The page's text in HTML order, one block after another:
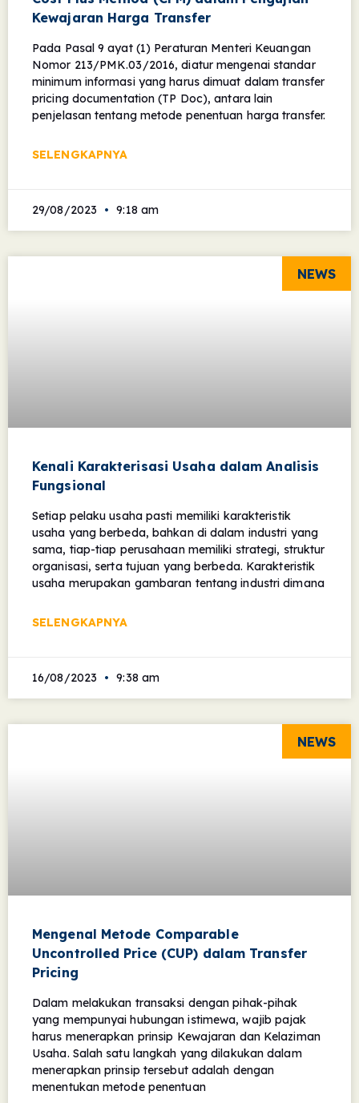
Kewajaran Harga Transfer
Pada Pasal 9 ayat (1) Peraturan Menteri Keuangan
Nomor 213/PMK.03/2016, diatur mengenai standar
minimum informasi yang harus dimuat dalam transfer
pricing documentation (TP Doc), antara lain
penjelasan tentang metode penentuan harga transfer.
SELENGKAPNYA
29/08/2023 9:18 am
NEWS
Kenali Karakterisasi Usaha dalam Analisis
Fungsional
Setiap pelaku usaha pasti memiliki karakteristik
usaha yang berbeda, bahkan di dalam industri yang
sama, tiap-tiap perusahaan memiliki strategi, struktur
organisasi, serta tujuan yang berbeda. Karakteristik
usaha merupakan gambaran tentang industri dimana
SELENGKAPNYA
16/08/2023 9:38 am
NEWS
Mengenal Metode Comparable
Uncontrolled Price (CUP) dalam Transfer
Pricing
Dalam melakukan transaksi dengan pihak-pihak
yang mempunyai hubungan istimewa, wajib pajak
harus menerapkan prinsip Kewajaran dan Kelaziman
Usaha. Salah satu langkah yang dilakukan dalam
menerapkan prinsip tersebut adalah dengan
menentukan metode penentuan